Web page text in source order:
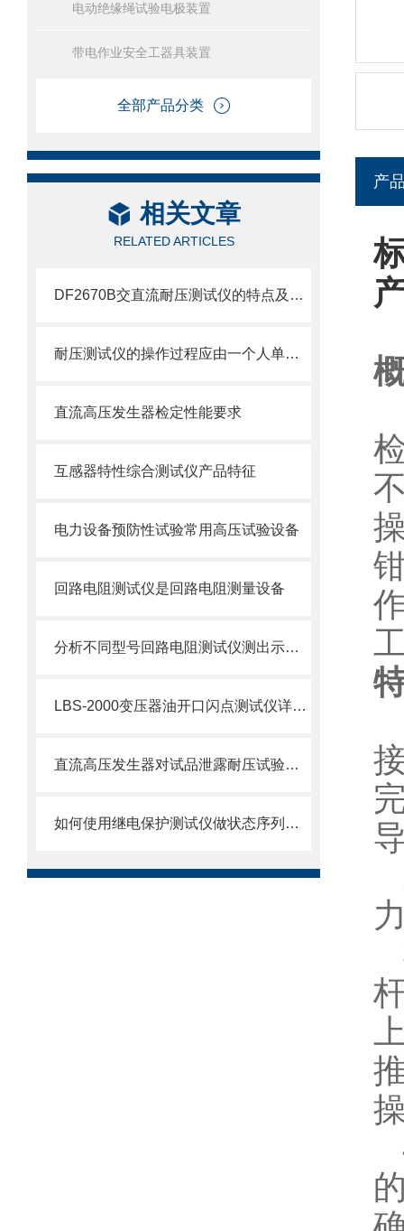
电动绝缘绳试验电极装置
带电作业安全工器具装置
全部产品分类
相关文章
RELATED ARTICLES
DF2670B交直流耐压测试仪的特点及技术参数
耐压测试仪的操作过程应由一个人单独完成
​直流高压发生器检定性能要求
互感器特性综合测试仪产品特征
电力设备预防性试验常用高压试验设备
回路电阻测试仪是回路电阻测量设备
分析不同型号回路电阻测试仪测出示值的差异现象
LBS-2000变压器油开口闪点测试仪详细说明
直流高压发生器对试品泄露耐压试验的方法要点
如何使用继电保护测试仪做状态序列试验?
产